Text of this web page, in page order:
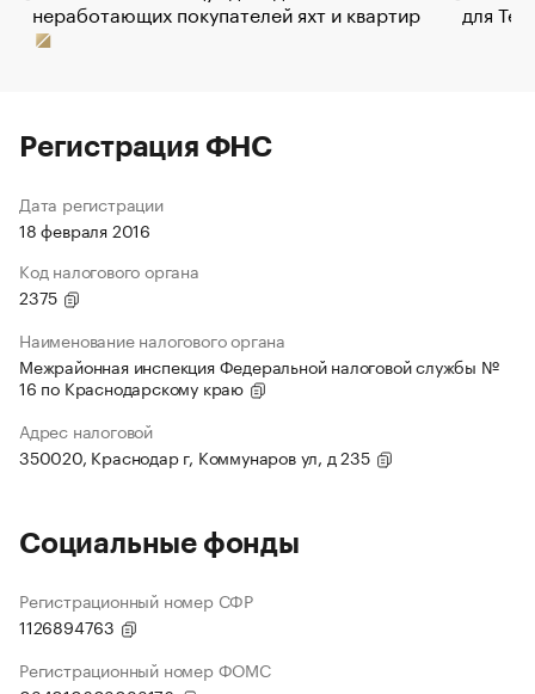
неработающих покупателей яхт и квартир
для
Регистрация ФНС
Дата регистрации
18 февраля 2016
Код налогового органа
2375
Наименование налогового органа
Межрайонная инспекция Федеральной налоговой службы №
16 по Краснодарскому краю
Адрес налоговой
350020, Краснодар г, Коммунаров ул, д 235
Социальные фонды
Регистрационный номер СФР
1126894763
Регистрационный номер ФОМС